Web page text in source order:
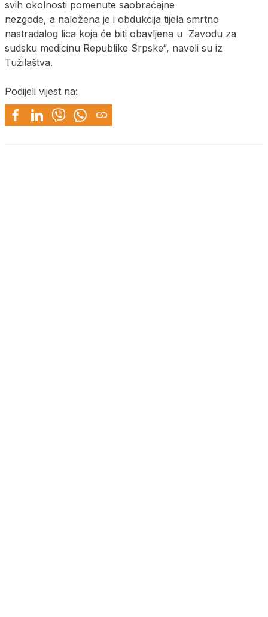
svih okolnosti pomenute saobraćajne
nezgode, a naložena je i obdukcija tijela smrtno
nastradalog lica koja će biti obavljena u Zavodu za
sudsku medicinu Republike Srpske“, naveli su iz
Tužilaštva.
Podijeli vijest na: